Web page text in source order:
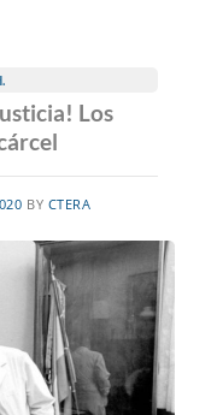
Los
BY CTERA